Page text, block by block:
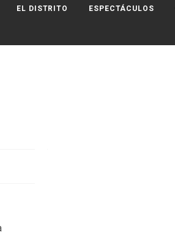
EL DISTRITO ESPECTÁCULOS